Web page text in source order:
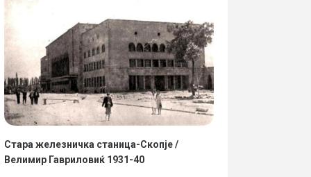
Стара железничка станица-Скопје /
Велимир Гавриловиќ 1931-40